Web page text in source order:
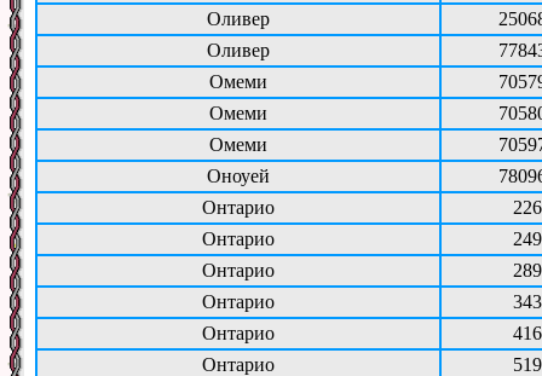
Оливер
Оливер
Омеми
Омеми
Омеми
Оноуей
Онтарио
226
Онтарио
249
Онтарио
289
Онтарио
343
Онтарио
416
Онтарио
519